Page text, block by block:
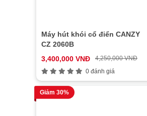
Máy hút khói cổ điển CANZY
CZ 2060B
3,400,000 VNĐ
4,250,000 VNĐ
0 đánh giá
Giảm 30%